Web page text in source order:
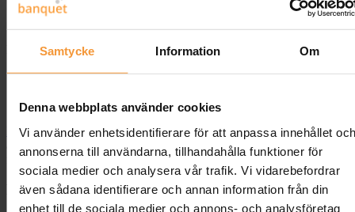
Samtycke Information Om
Denna webbplats använder cookies
Vi använder enhetsidentifierare för att anpassa innehållet och
annonserna till användarna, tillhandahålla funktioner för
sociala medier och analysera vår trafik. Vi vidarebefordrar
även sådana identifierare och annan information från din
enhet till de sociala medier och annons- och analysföretag
Recensioner (0)
Beskrivning
Stolsvagn RX är perfekt för att transportera vår staplingsbara stol
RX002.Tänk på din personal och underlätta deras arbete! Sparar
även utrymme vid förvaring. Två av hjulen är fasta och två rörliga
för enkel transport.
Material